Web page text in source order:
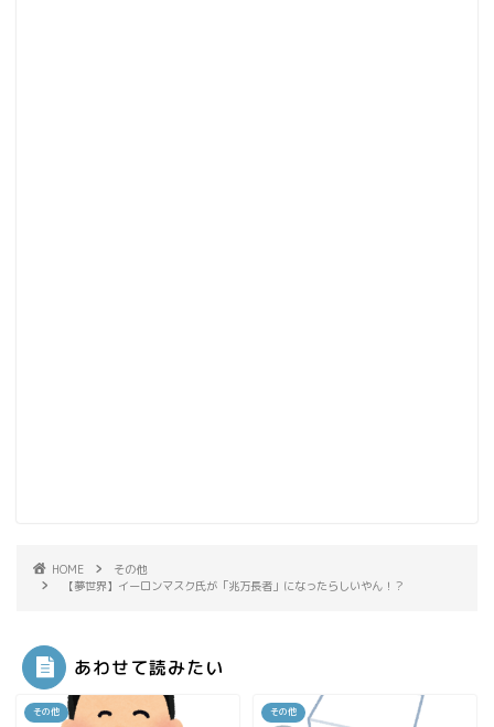
HOME
その他
【夢世界】イーロンマスク氏が「兆万長者」になったらしいやん！？
あわせて読みたい
その他 その他